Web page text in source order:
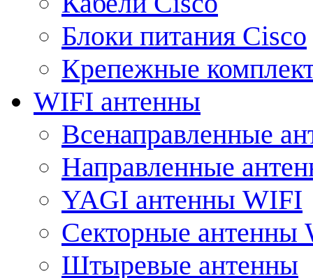
Блоки питания Cisco
Крепежные
WIFI антенны
Всенаправленные
Направленные
YAGI антенны WIFI
Секторные антенны
Штыревые антенны